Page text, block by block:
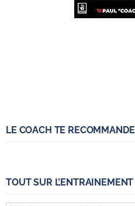
LE COACH TE RECOMMANDE
TOUT SUR L’ENTRAINEMENT